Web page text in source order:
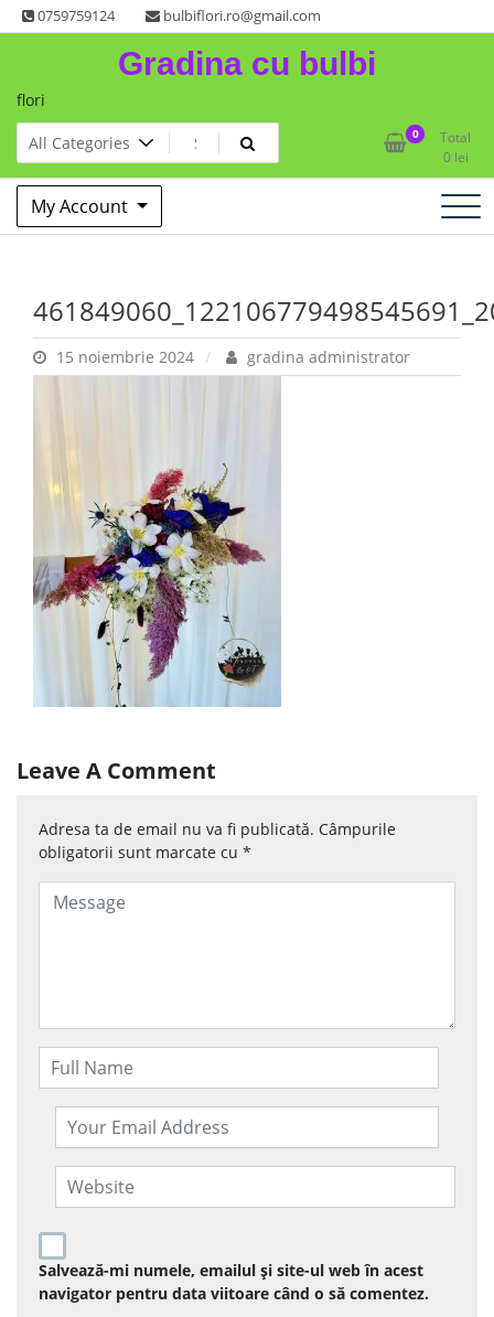
Skip
to
0759759124 bulbiflori.ro@gmail.com
Gradina cu bulbi
flori
0
Total
0 lei
My Account
15 noiembrie 2024 gradina administrator
Leave A Comment
Adresa ta de email nu va fi publicată. Câmpurile
obligatorii sunt marcate cu *
Salvează-mi numele, emailul și site-ul web în acest
navigator pentru data viitoare când o să comentez.